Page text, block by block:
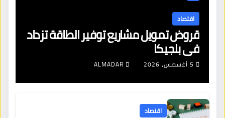
اقتصاد
قروض تمويل مشاريع توفير الطاقة تزداد
في بلجيكا
5 أغسطس، 2026 ALMADAR
اقتصاد